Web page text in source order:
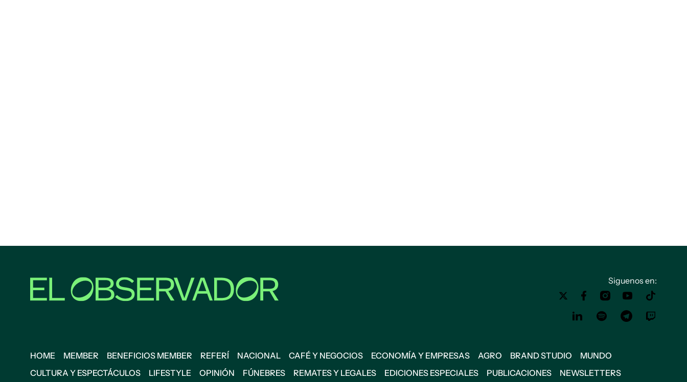
Siguenos en:
HOME MEMBER BENEFICIOS MEMBER REFERÍ NACIONAL CAFÉ Y NEGOCIOS ECONOMÍA Y EMPRESAS AGRO BRAND STUDIO
MUNDO
CULTURA Y ESPECTÁCULOS
LIFESTYLE OPINIÓN FÚNEBRES REMATES Y LEGALES EDICIONES ESPECIALES PUBLICACIONES NEWSLETTERS